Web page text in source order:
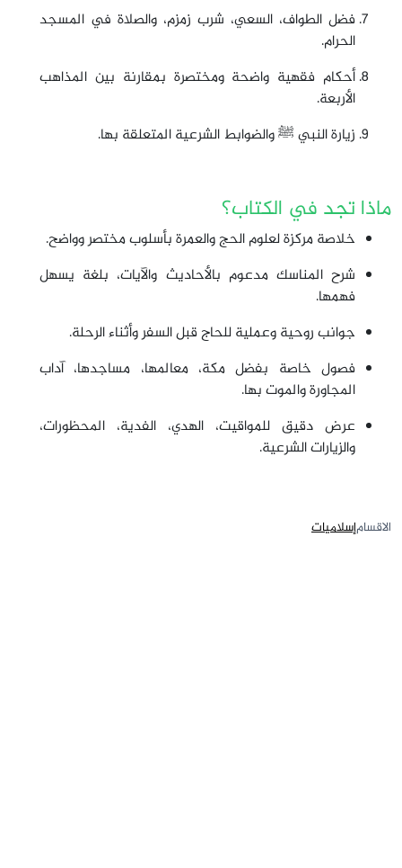
فضل الطواف، السعي، شرب زمزم، والصلاة في المسجد
الحرام.
أحكام فقهية واضحة ومختصرة بمقارنة بين المذاهب
الأربعة.
زيارة النبي ﷺ والضوابط الشرعية المتعلقة بها.
ماذا تجد في الكتاب؟
خلاصة مركزة لعلوم الحج والعمرة بأسلوب مختصر وواضح.
شرح المناسك مدعوم بالأحاديث والآيات، بلغة يسهل
فهمها.
جوانب روحية وعملية للحاج قبل السفر وأثناء الرحلة.
فصول خاصة بفضل مكة، معالمها، مساجدها، آداب
المجاورة والموت بها.
عرض دقيق للمواقيت، الهدي، الفدية، المحظورات،
والزيارات الشرعية.
الاقسامإسلاميات